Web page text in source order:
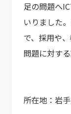
足の問題へ
いりました
で、採用や
問題に対す
所在地：岩